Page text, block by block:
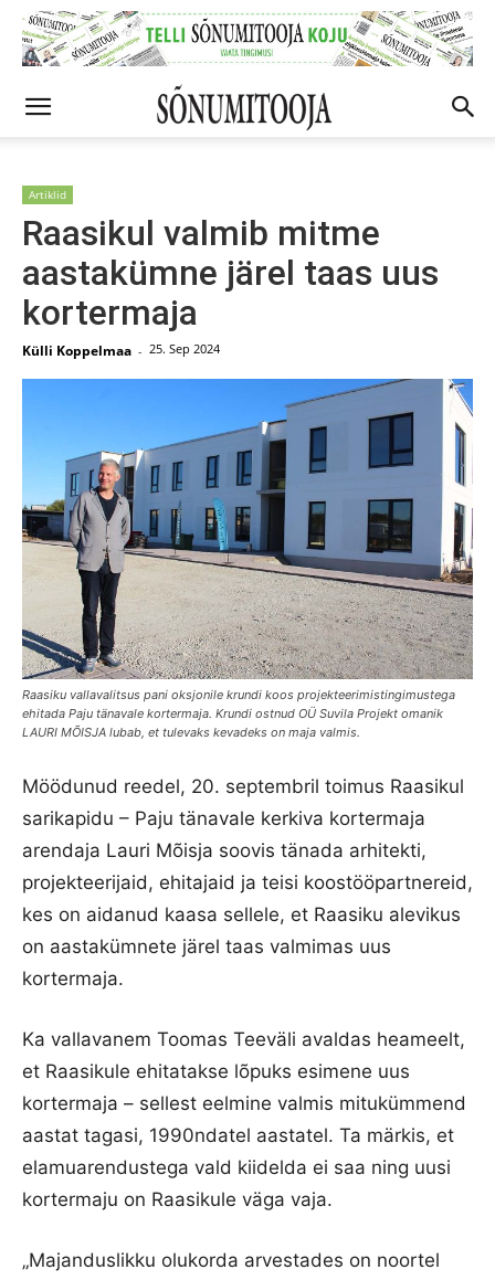
Artiklid
Raasikul valmib mitme
aastakümne järel taas uus
kortermaja
Külli Koppelmaa - 25. Sep 2024
Raasiku vallavalitsus pani oksjonile krundi koos projekteerimistingimustega
ehitada Paju tänavale kortermaja. Krundi ostnud OÜ Suvila Projekt omanik
LAURI MÕISJA lubab, et tulevaks kevadeks on maja valmis.
Möödunud reedel, 20. septembril toimus Raasikul
sarikapidu – Paju tänavale kerkiva kortermaja
arendaja Lauri Mõisja soovis tänada arhitekti,
projekteerijaid, ehitajaid ja teisi koostööpartnereid,
kes on aidanud kaasa sellele, et Raasiku alevikus
on aastakümnete järel taas valmimas uus
kortermaja.
Ka vallavanem Toomas Teeväli avaldas heameelt,
et Raasikule ehitatakse lõpuks esimene uus
kortermaja – sellest eelmine valmis mitukümmend
aastat tagasi, 1990ndatel aastatel. Ta märkis, et
elamuarendustega vald kiidelda ei saa ning uusi
kortermaju on Raasikule väga vaja.
„Majanduslikku olukorda arvestades on noortel